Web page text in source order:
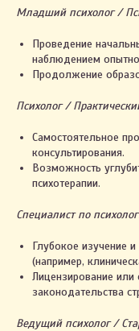
Младший психолог /
Проведение
наблюдением
Продолжение
Психолог /
Самостоятельное
консультирования.
Возможность
психотерапии.
Специалист по
Глубокое изучение
(например,
Лицензирование или
законодательства
Ведущий психолог /